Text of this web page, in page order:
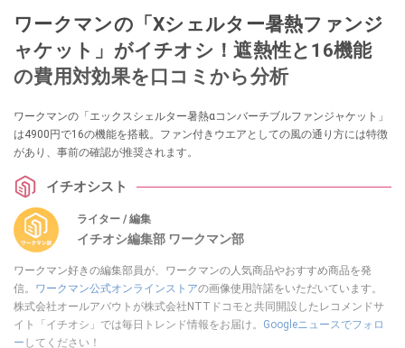
ワークマンの「Xシェルター暑熱ファンジ
ャケット」がイチオシ！遮熱性と16機能
の費用対効果を口コミから分析
ワークマンの「エックスシェルター暑熱αコンバーチブルファンジャケット」
は4900円で16の機能を搭載。ファン付きウエアとしての風の通り方には特徴
があり、事前の確認が推奨されます。
イチオシスト
ライター / 編集
イチオシ編集部 ワークマン部
ワークマン好きの編集部員が、ワークマンの人気商品やおすすめ商品を発
信。 ワークマン公式オンラインストアの画像使用許諾をいただいています。
株式会社オールアバウトが株式会社NTTドコモと共同開設したレコメンドサ
イト「イチオシ」では毎日トレンド情報をお届け。 Googleニュースでフォロ
ー してください！